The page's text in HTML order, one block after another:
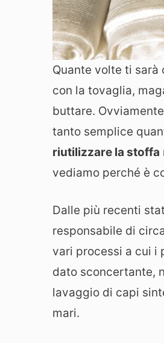
Quante volte ti
con la tovaglia,
buttare.
tanto semplice
riutilizzare la stoffa
vediamo perché è
Dalle più recenti
responsabile di
vari processi a cui i
dato sconcertante,
lavaggio di capi
mari.